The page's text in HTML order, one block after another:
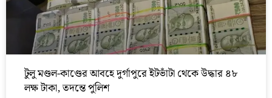
টুলু মণ্ডল-কাণ্ডের আবহে দুর্গাপুরে ইটভাঁটা থেকে উদ্ধার ৪৮
লক্ষ টাকা, তদন্তে পুলিশ